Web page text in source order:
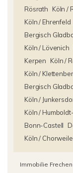
Rösrath
Köln /
Köln / Ehrenfeld
Bergisch
Köln / Lövenich
Kerpen
Köln /
Köln /
Bergisch
Köln /
Köln /
Bonn-Castell
Köln /
Immobilie Frechen